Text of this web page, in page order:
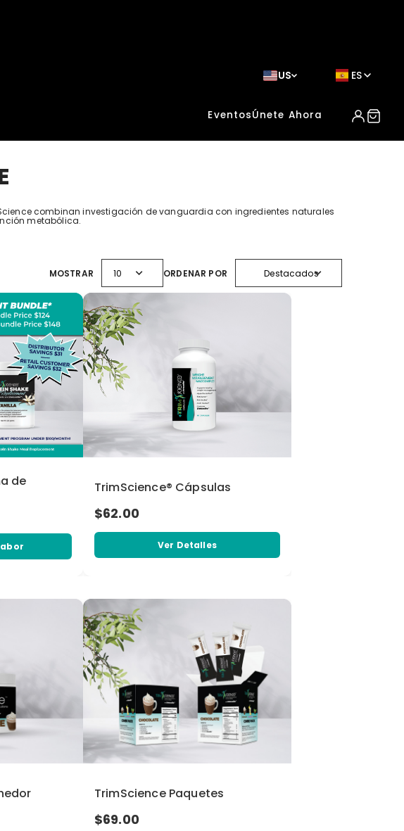
US ES
EventosÚnete Ahora
combinan investigación de vanguardia con ingredientes naturales
metabólica.
MOSTRAR 10 expand_more ORDENAR POR Destacados
expand_more
de
TrimScience® Cápsulas
$62.00
Ver Detalles
TrimScience Paquetes
$69.00